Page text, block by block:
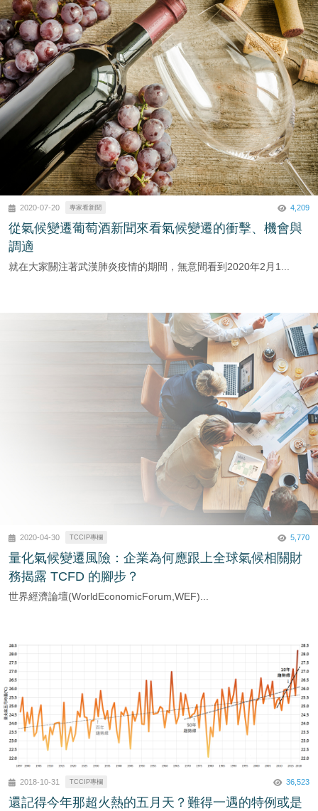
2020-07-20 專家看新聞 4,209
從氣候變遷葡萄酒新聞來看氣候變遷的衝擊、機會與
調適
就在大家關注著武漢肺炎疫情的期間，無意間看到2020年2月1...
2020-04-30 TCCIP專欄 5,770
量化氣候變遷風險：企業為何應跟上全球氣候相關財
務揭露 TCFD 的腳步？
世界經濟論壇(WorldEconomicForum,WEF)...
2018-10-31 TCCIP專欄 36,523
還記得今年那超火熱的五月天？難得一遇的特例或是